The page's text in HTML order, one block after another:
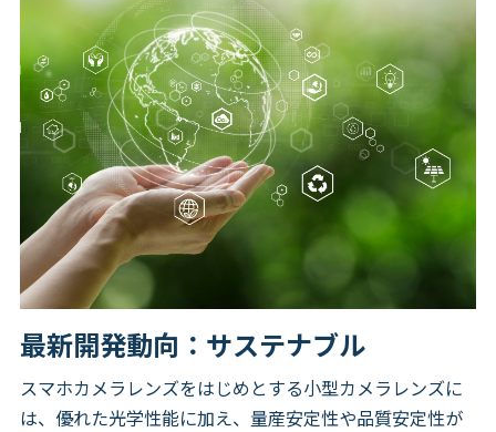
最新開発動向：サステナブル
スマホカメラレンズをはじめとする小型カメラレンズに
は、優れた光学性能に加え、量産安定性や品質安定性が